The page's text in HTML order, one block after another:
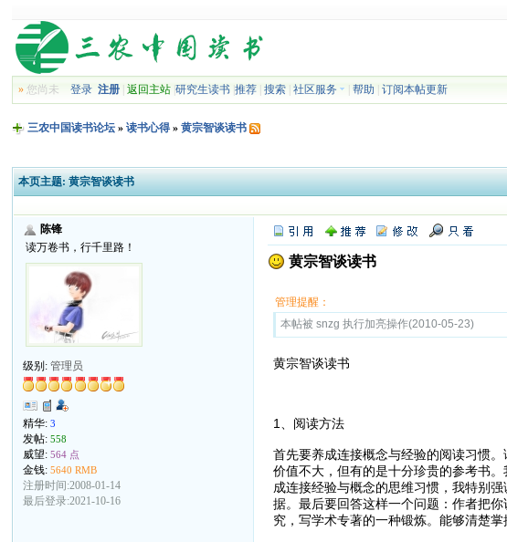
» 您尚未登录 注册 |返回主站 |研究生读书 |推荐 |搜索 |社区服务 |帮助 |订阅本帖更新
三农中国读书论坛 »读书心得 »黄宗智谈读书
本页主题: 黄宗智谈读书
陈锋
读万卷书，行千里路！
级别:管理员
精华:3
发帖:558
威望:564 点
金钱:5640 RMB
注册时间:2008-01-14
最后登录:2021-10-16
黄宗智谈读书
管理提醒：
本帖被 snzg 执行加亮操作(2010-05-23)
黄宗智谈读书
1、阅读方法
首先要养成连接概念与经验的阅读习惯
价值不大，但有的是十分珍贵的参考书
成连接经验与概念的思维习惯，我特别
据。最后要回答这样一个问题：作者把
究，写学术专著的一种锻炼。能够清楚